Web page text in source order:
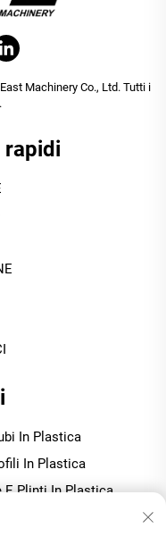
Machinery Co., Ltd. Tutti i
rapidi
In Plastica
In Plastica
E Plinti In Plastica